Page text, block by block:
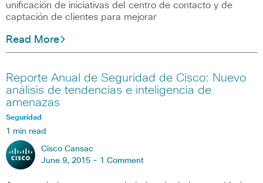
unificación de iniciativas del centro de contacto y de
captación de clientes para mejorar
Read More
Reporte Anual de Seguridad de Cisco: Nuevo
análisis de tendencias e inteligencia de
amenazas
Seguridad
1 min read
Cisco Cansac
June 9, 2015 - 1 Comment